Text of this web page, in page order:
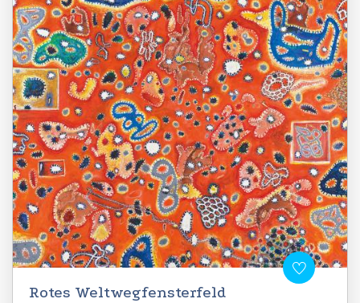
Rotes Weltwegfensterfeld